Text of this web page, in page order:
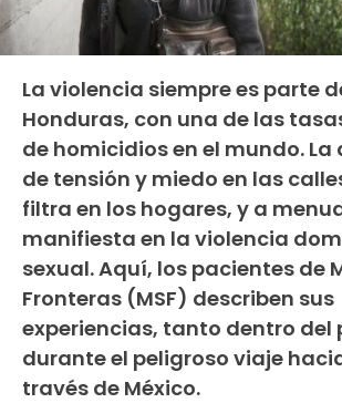
La violencia siempre es parte
Honduras, con una de las
de homicidios en el mundo.
de tensión y miedo en las
filtra en los hogares, y a
manifiesta en la violencia
sexual. Aquí, los pacientes de
Fronteras (MSF) describen sus
experiencias, tanto dentro del
durante el peligroso viaje
través de México.